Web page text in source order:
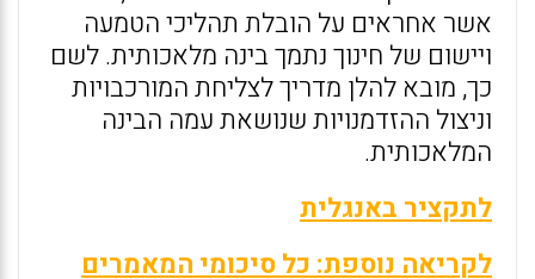
אשר אחראים על הובלת תהליכי הטמעה
ויישום של חינוך נתמך בינה מלאכותית. לשם
כך, מובא להלן מדריך לצליחת המורכבויות
וניצול ההזדמנויות שנושאת עמה הבינה
המלאכותית.
לתקציר באנגלית
לקריאה נוספת: כל סיכומי המאמרים